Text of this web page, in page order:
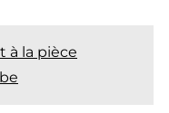
à la pièce